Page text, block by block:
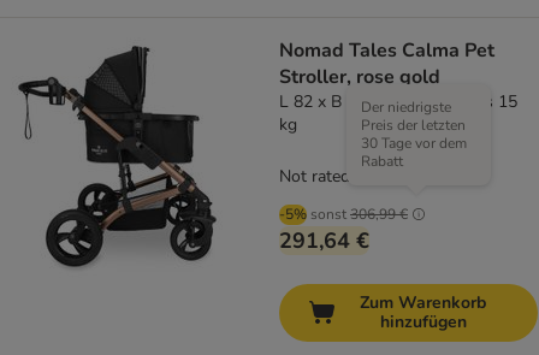
Nomad Tales Calma Pet
Stroller, rose gold
L 82 x B 65 x H 102 cm / bis 15
kg
-5% sonst306,99 €
Der niedrigste
Preis der letzten
30 Tage vor dem
Rabatt
291,64 €
Not rated
Zum Warenkorb
hinzufügen